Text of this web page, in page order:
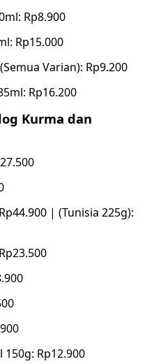
Rp8.900
Rp15.000
Varian): Rp9.200
Rp16.200
Kurma dan
| (Tunisia 225g):
Rp12.900